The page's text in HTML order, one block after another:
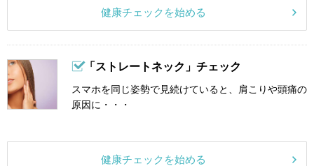
健康チェックを始める
「ストレートネック」チェック
スマホを同じ姿勢で見続けていると、肩こりや頭痛の
原因に・・・
健康チェックを始める